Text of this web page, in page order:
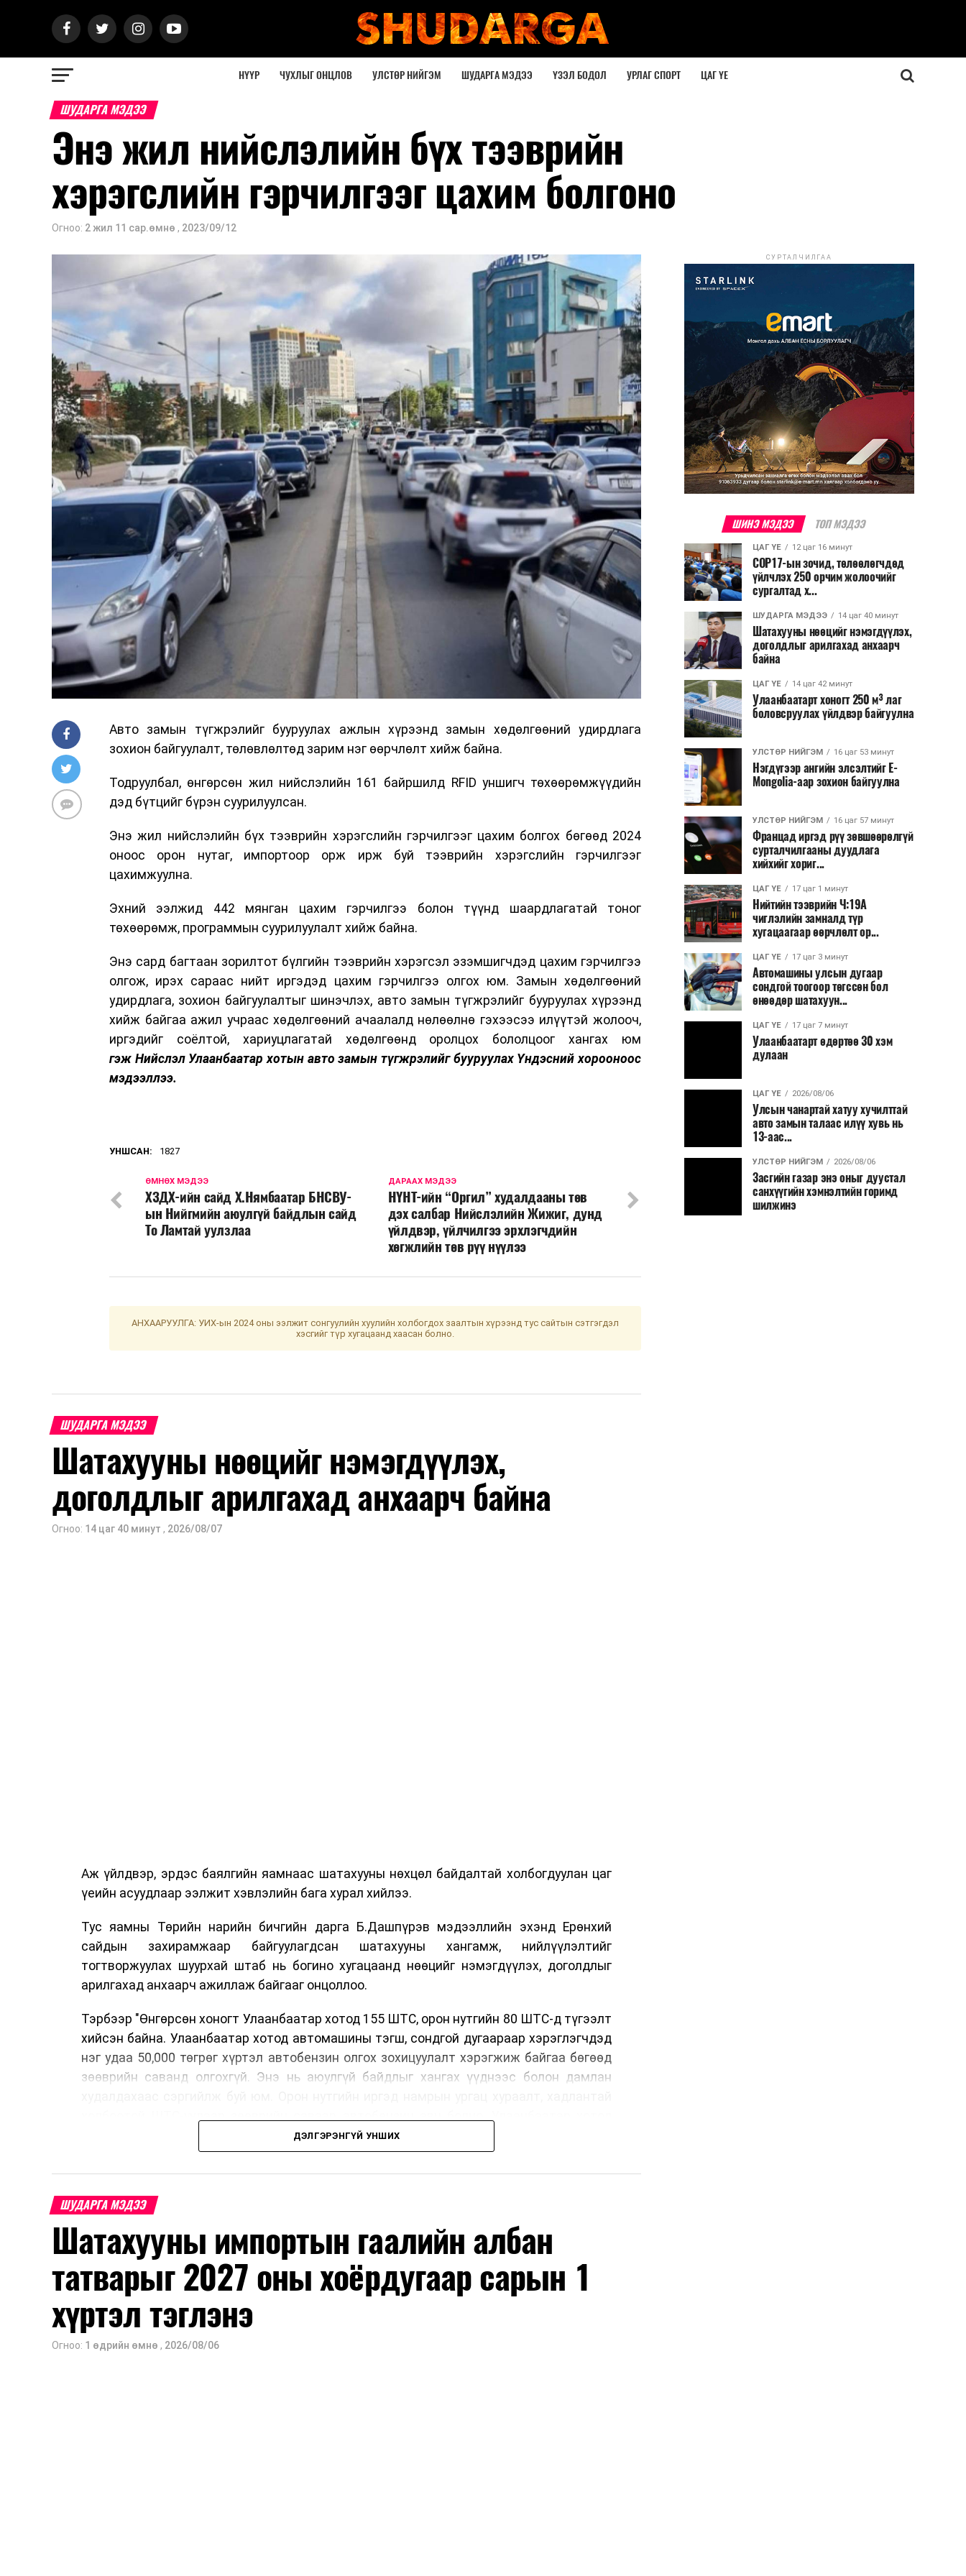
НҮҮР ЧУХЛЫГ ОНЦЛОВ УЛСТӨР НИЙГЭМ ШУДАРГА МЭДЭЭ ҮЗЭЛ БОДОЛ УРЛАГ СПОРТ ЦАГ ҮЕ
ШУДАРГА МЭДЭЭ
Энэ жил нийслэлийн бүх тээврийн
хэрэгслийн гэрчилгээг цахим болгоно
Огноо: 2 жил 11 сар.өмнө , 2023/09/12
Авто замын түгжрэлийг бууруулах ажлын хүрээнд замын хөдөлгөөний удирдлага
зохион байгуулалт, төлөвлөлтөд зарим нэг өөрчлөлт хийж байна.
Тодруулбал, өнгөрсөн жил нийслэлийн 161 байршилд RFID уншигч төхөөрөмжүүдийн
дэд бүтцийг бүрэн суурилуулсан.
Энэ жил нийслэлийн бүх тээврийн хэрэгслийн гэрчилгээг цахим болгох бөгөөд 2024
оноос орон нутаг, импортоор орж ирж буй тээврийн хэрэгслийн гэрчилгээг
цахимжуулна.
Эхний ээлжид 442 мянган цахим гэрчилгээ болон түүнд шаардлагатай тоног
төхөөрөмж, программын суурилуулалт хийж байна.
Энэ сард багтаан зорилтот бүлгийн тээврийн хэрэгсэл эзэмшигчдэд цахим гэрчилгээ
олгож, ирэх сараас нийт иргэдэд цахим гэрчилгээ олгох юм. Замын хөдөлгөөний
удирдлага, зохион байгуулалтыг шинэчлэх, авто замын түгжрэлийг бууруулах хүрээнд
хийж байгаа ажил учраас хөдөлгөөний ачаалалд нөлөөлнө гэхээсээ илүүтэй жолооч,
иргэдийг соёлтой, хариуцлагатай хөдөлгөөнд оролцох бололцоог хангах юм
гэж Нийслэл Улаанбаатар хотын авто замын түгжрэлийг бууруулах Үндэсний хорооноос
мэдээллээ.
УНШСАН: 1827
ДАРААХ МЭДЭЭ
НҮНТ-ийн “Оргил” худалдааны төв
дэх салбар Нийслэлийн Жижиг, дунд
үйлдвэр, үйлчилгээ эрхлэгчдийн
хөгжлийн төв рүү нүүлээ
ӨМНӨХ МЭДЭЭ
ХЗДХ-ийн сайд Х.Нямбаатар БНСВУ-
ын Нийгмийн аюулгүй байдлын сайд
То Ламтай уулзлаа
АНХААРУУЛГА: УИХ-ын 2024 оны ээлжит сонгуулийн хуулийн холбогдох заалтын хүрээнд тус сайтын сэтгэгдэл
хэсгийг түр хугацаанд хаасан болно.
ШУДАРГА МЭДЭЭ
Шатахууны нөөцийг нэмэгдүүлэх,
доголдлыг арилгахад анхаарч байна
Огноо: 14 цаг 40 минут , 2026/08/07
Аж үйлдвэр, эрдэс баялгийн яамнаас шатахууны нөхцөл байдалтай холбогдуулан цаг
үеийн асуудлаар ээлжит хэвлэлийн бага хурал хийлээ.
Тус яамны Төрийн нарийн бичгийн дарга Б.Дашпүрэв мэдээллийн эхэнд Ерөнхий
сайдын захирамжаар байгуулагдсан шатахууны хангамж, нийлүүлэлтийг
тогтворжуулах шуурхай штаб нь богино хугацаанд нөөцийг нэмэгдүүлэх, доголдлыг
арилгахад анхаарч ажиллаж байгааг онцоллоо.
Тэрбээр "Өнгөрсөн хоногт Улаанбаатар хотод 155 ШТС, орон нутгийн 80 ШТС-д түгээлт
хийсэн байна. Улаанбаатар хотод автомашины тэгш, сондгой дугаараар хэрэглэгчдэд
нэг удаа 50,000 төгрөг хүртэл автобензин олгох зохицуулалт хэрэгжиж байгаа бөгөөд
зөөврийн саванд олгохгүй. Энэ нь аюулгүй байдлыг хангах үүднээс болон дамлан
автомашины тэгш, сондгой дугаараар хэрэглэгчдэд нэг удаа 50,000 төгрөг хүртэл
автобензин олгох зохицуулалт энэ сарын 15-ны өдрийг хүртэл үргэлжлэх бөгөөд энэ
үед нөөцийг хэвийн болгох, хэвийн горимоор ажлаа үргэлжүүлнэ гэж найдаж байна.
Шатахууны нөөцийг нэмэгдүүлэх, нийлүүлэлтийг тогтворжуулах хүрээнд бусад эх
үүсвэрийг нэмэгдүүлэх чиглэлд анхаарч байна. Замын-Үүд боомтоор 2000 тонн дизель
түлш орж ирсэн бөгөөд шилжүүлэн ачих ажиллагаа хийгдэж байна" гэлээ
үйлдвэр, эрдэс баялгийн яамнаас мэдээллээ.
ДЭЛГЭРЭНГҮЙ УНШИХ
ШУДАРГА МЭДЭЭ
Шатахууны импортын гаалийн албан
татварыг 2027 оны хоёрдугаар сарын 1
хүртэл тэглэнэ
Огноо: 1 өдрийн өмнө , 2026/08/06
СУРТАЛЧИЛГАА
ШИНЭ МЭДЭЭ ТОП МЭДЭЭ
ЦАГ ҮЕ 12 цаг 16 минут
COP17-ын зочид, төлөөлөгчдөд
үйлчлэх 250 орчим жолоочийг
сургалтад х...
ШУДАРГА МЭДЭЭ 14 цаг 40 минут
Шатахууны нөөцийг нэмэгдүүлэх,
доголдлыг арилгахад анхаарч
байна
ЦАГ ҮЕ 14 цаг 42 минут
Улаанбаатарт хоногт 250 м³ лаг
боловсруулах үйлдвэр байгуулна
УЛСТӨР НИЙГЭМ 16 цаг 53 минут
Нэгдүгээр ангийн элсэлтийг E-
Mongolia-аар зохион байгуулна
УЛСТӨР НИЙГЭМ 16 цаг 57 минут
Францад иргэд рүү зөвшөөрөлгүй
сурталчилгааны дуудлага
хийхийг хориг...
ЦАГ ҮЕ 17 цаг 1 минут
Нийтийн тээврийн Ч:19А
чиглэлийн замналд түр
хугацаагаар өөрчлөлт ор...
ЦАГ ҮЕ 17 цаг 3 минут
Автомашины улсын дугаар
сондгой тоогоор төгссөн бол
өнөөдөр шатахуун...
ЦАГ ҮЕ 17 цаг 7 минут
Улаанбаатарт өдөртөө 30 хэм
дулаан
ЦАГ ҮЕ 2026/08/06
Улсын чанартай хатуу хучилттай
авто замын талаас илүү хувь нь
13-аас...
УЛСТӨР НИЙГЭМ 2026/08/06
Засгийн газар энэ оныг дуустал
санхүүгийн хэмнэлтийн горимд
шилжинэ